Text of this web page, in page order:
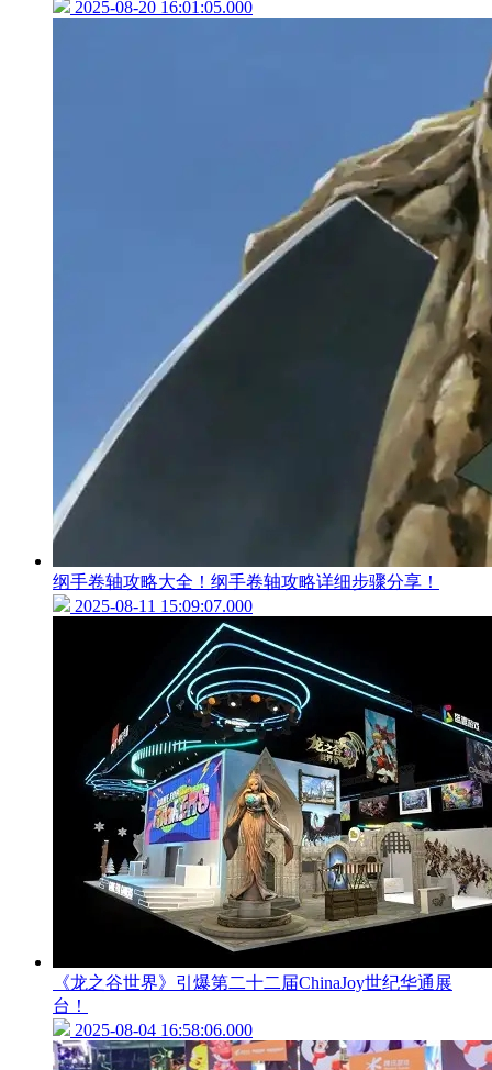
2025-08-20 16:01:05.000
纲手卷轴攻略大全！纲手卷轴攻略详细步骤分享！
2025-08-11 15:09:07.000
《龙之谷世界》引爆第二十二届ChinaJoy世纪华通展
台！
2025-08-04 16:58:06.000